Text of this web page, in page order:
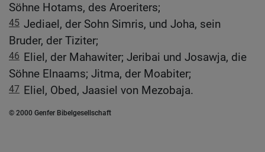
Söhne Hotams, des Aroeriters;
45 Jediael, der Sohn Simris, und Joha, sein
Bruder, der Tiziter;
46 Eliel, der Mahawiter; Jeribai und Josawja, die
Söhne Elnaams; Jitma, der Moabiter;
47 Eliel, Obed, Jaasiel von Mezobaja.
© 2000 Genfer Bibelgesellschaft